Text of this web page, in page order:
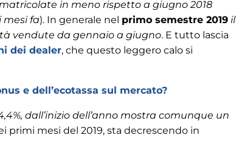
in meno rispetto a giugno 2018
mesi fa). In generale nel primo semestre 2019 il
vendute da gennaio a giugno. E tutto lascia
dei dealer, che questo leggero calo si
e dell’ecotassa sul mercato?
dall’inizio dell’anno mostra comunque un
primi mesi del 2019, sta decrescendo in